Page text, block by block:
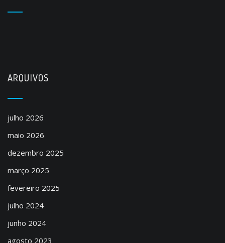
ARQUIVOS
julho 2026
maio 2026
dezembro 2025
março 2025
fevereiro 2025
julho 2024
junho 2024
agosto 2023